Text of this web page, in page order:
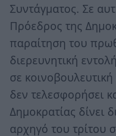
Συντάγματος. Σε
Πρόεδρος της
παραίτηση του
διερευνητική
σε
δεν τελεσφορήσει
Δημοκρατίας δίνει
αρχηγό του τρίτου